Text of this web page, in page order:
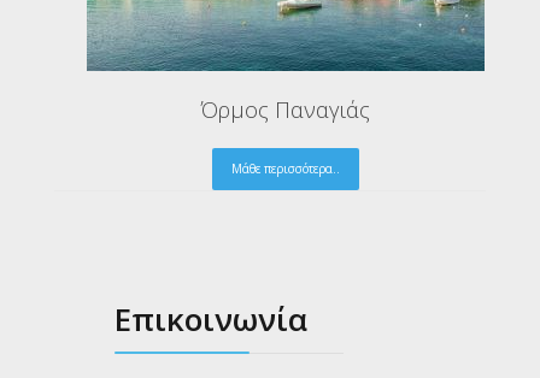
Γαϊδουρονήσι Αμμουλιανής
Μάθε περισσότερα..
Επικοινωνία